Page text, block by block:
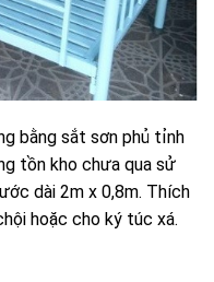
bằng sắt sơn phủ tỉnh
tồn kho chưa qua sử
dài 2m x 0,8m. Thích
hoặc cho ký túc xá.